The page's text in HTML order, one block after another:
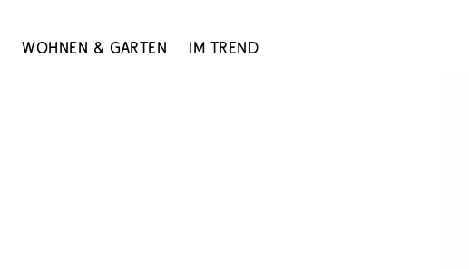
Wohnen & Garten Im Trend